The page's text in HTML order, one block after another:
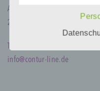
Alexanderstr. 125
26121 Oldenburg
info@contur-line.de
Die
Richtlinien- und